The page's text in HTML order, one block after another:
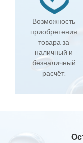
Возможность
приобретения
товара за
наличный и
безналичный
расчёт.